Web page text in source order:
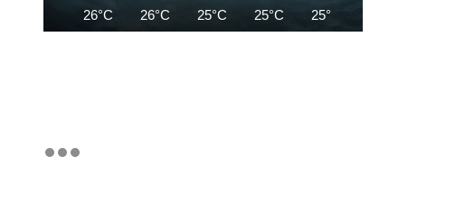
26°C 26°C 25°C 25°C 25°C